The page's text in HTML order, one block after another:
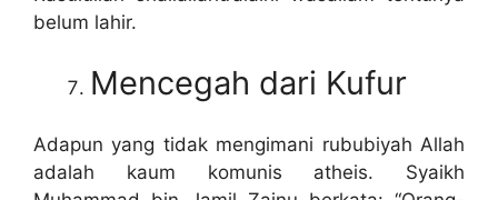
belum lahir.
Mencegah dari Kufur
Adapun yang tidak mengimani rububiyah Allah
adalah kaum komunis atheis. Syaikh